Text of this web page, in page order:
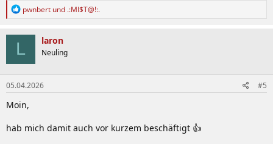
R
k
i
o
n
e
n
:
pwnbert und .:MI$T@!:.
L laron
Neuling
05.04.2026 #5
Moin,
hab mich damit auch vor kurzem beschäftigt 👍